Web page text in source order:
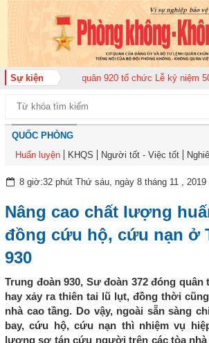
Sự kiện
đoàn Không quân 920 tổ chức Lễ kỷ niệm 50
QUỐC PHÒNG
Huấn luyện
KHQS Người tốt - Việc tốt
8 giờ:32 phút Thứ sáu, ngày 8 tháng 11 , 2019
Nâng cao chất lượng
đồng cứu hộ, cứu nạn ở
930
Trung đoàn 930, Sư đoàn 372 đóng
hay xảy ra thiên tai lũ lụt, đồng thời
nhà cao tầng. Do vậy, ngoài sẵn sàng
bay, cứu hộ, cứu nạn thì nhiệm vụ
lượng sơ tán cứu người trên các tòa